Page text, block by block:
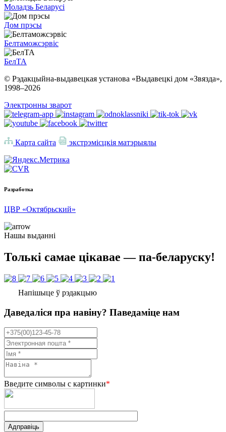
Моладзь Беларусі
Дом прэсы
Белтаможсэрвіс
БелТА
© Рэдакцыйна-выдавецкая установа «Выдавецкі дом «Звязда»,
1998–2026
Электронны зварот
Карта сайта экстрэмісцкія матэрыялы
Разработка
ЦВР «Октябрьский»
Нашы выданні
Толькі самае цікавае — па-беларуску!
Напішыце ў рэдакцыю
Даведаліся пра навіну? Паведаміце нам
Введите символы с картинки*
Адправіць